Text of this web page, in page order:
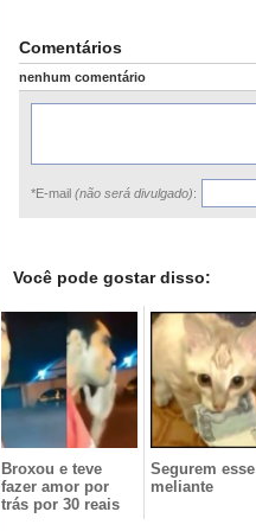
Comentários
nenhum comentário
*E-mail (não será divulgado):
Você pode gostar disso:
Broxou e teve
fazer amor por
trás por 30 reais
Segurem esse
meliante